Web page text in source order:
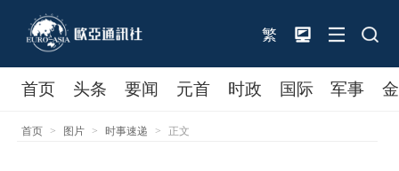
繁
首页 头条 要闻 元首 时政 国际 军事
首页 > 图片 > 时事速递 > 正文